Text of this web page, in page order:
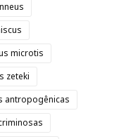
microtis
zeteki
antropogênicas